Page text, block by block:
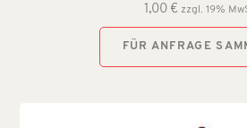
1,00 € zzgl. 19%
FÜR ANFRAGE